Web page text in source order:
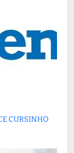
CURSINHO